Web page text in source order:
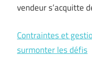
vendeur s’acquitte
Contraintes et
surmonter les défis